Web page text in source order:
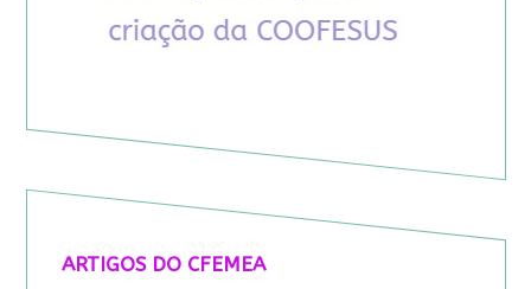
ARTIGOS DO CFEMEA